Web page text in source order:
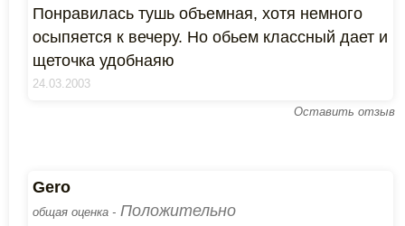
Понравилась тушь объемная, хотя немного
осыпяется к вечеру. Но обьем классный дает и
щеточка удобнаяю
24.03.2003
Оставить отзыв
Gero
общая оценка - Положительно